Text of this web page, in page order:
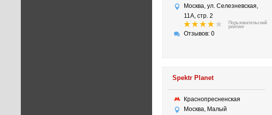
Москва, ул. Селезневская,
11A, стр. 2
Пользовательский
рейтинг
Отзывов: 0
Spektr Planet
Краснопресненская
Москва, Малый